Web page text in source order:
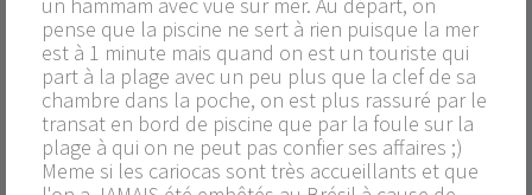
pense que la piscine ne sert à rien puisque la mer
est à 1 minute mais quand on est un touriste qui
part à la plage avec un peu plus que la clef de sa
chambre dans la poche, on est plus rassuré par le
transat en bord de piscine que par la foule sur la
plage à qui on ne peut pas confier ses affaires ;)
Meme si les cariocas sont très accueillants et que